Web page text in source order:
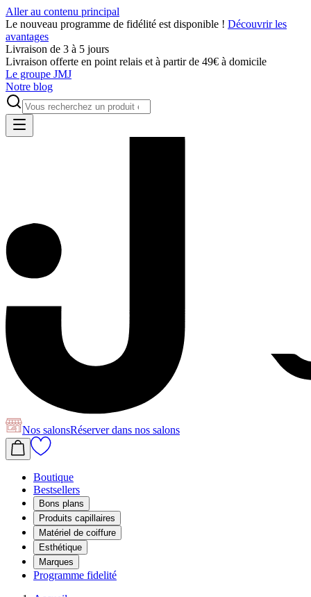
Aller au contenu principal
Le nouveau programme de fidélité est disponible ! Découvrir les
avantages
Livraison de 3 à 5 jours
Livraison offerte en point relais et à partir de 49€ à domicile
Le groupe JMJ
Notre blog
Nos salonsRéserverdans nos salons
Boutique
Bestsellers
Bons plans
Produits capillaires
Matériel de coiffure
Esthétique
Marques
Programme fidelité